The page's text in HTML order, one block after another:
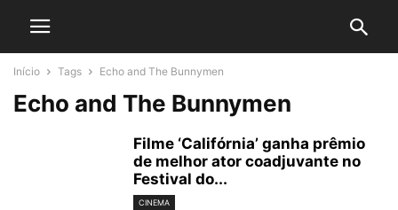
Início Tags Echo and The Bunnymen
Echo and The Bunnymen
Filme ‘Califórnia’ ganha prêmio
de melhor ator coadjuvante no
Festival do...
CINEMA